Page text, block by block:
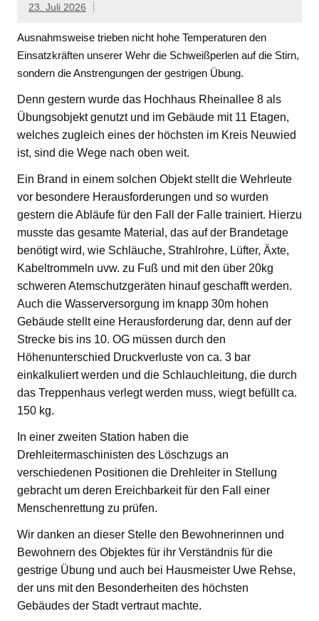
23. Juli 2026
Ausnahmsweise trieben nicht hohe Temperaturen den
Einsatzkräften unserer Wehr die Schweißperlen auf die Stirn,
sondern die Anstrengungen der gestrigen Übung.
Denn gestern wurde das Hochhaus Rheinallee 8 als
Übungsobjekt genutzt und im Gebäude mit 11 Etagen,
welches zugleich eines der höchsten im Kreis Neuwied
ist, sind die Wege nach oben weit.
Ein Brand in einem solchen Objekt stellt die Wehrleute
vor besondere Herausforderungen und so wurden
gestern die Abläufe für den Fall der Falle trainiert. Hierzu
musste das gesamte Material, das auf der Brandetage
benötigt wird, wie Schläuche, Strahlrohre, Lüfter, Äxte,
Kabeltrommeln uvw. zu Fuß und mit den über 20kg
schweren Atemschutzgeräten hinauf geschafft werden.
Auch die Wasserversorgung im knapp 30m hohen
Gebäude stellt eine Herausforderung dar, denn auf der
Strecke bis ins 10. OG müssen durch den
Höhenunterschied Druckverluste von ca. 3 bar
einkalkuliert werden und die Schlauchleitung, die durch
das Treppenhaus verlegt werden muss, wiegt befüllt ca.
150 kg.
In einer zweiten Station haben die
Drehleitermaschinisten des Löschzugs an
verschiedenen Positionen die Drehleiter in Stellung
gebracht um deren Ereichbarkeit für den Fall einer
Menschenrettung zu prüfen.
Wir danken an dieser Stelle den Bewohnerinnen und
Bewohnern des Objektes für ihr Verständnis für die
gestrige Übung und auch bei Hausmeister Uwe Rehse,
der uns mit den Besonderheiten des höchsten
Gebäudes der Stadt vertraut machte.